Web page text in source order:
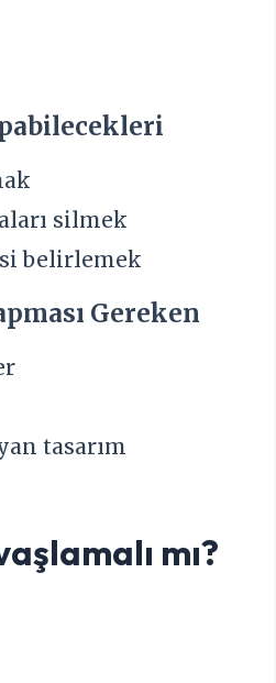
silmek
belirlemek
Gereken
tasarım
mı?